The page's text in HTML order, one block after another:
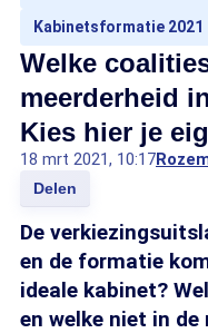
Kabinetsformatie 2021
Welke
meerderheid
Kies hier je
18 mrt 2021, 10:17
Delen
De
en de formatie
ideale kabinet?
en welke niet in de